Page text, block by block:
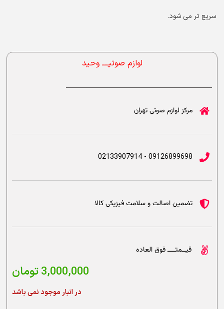
سریع تر می شود.
لوازم صوتیــــ وحید
مرکز لوازم صوتی تهران
09126899698 - 02133907914
تضمین اصالت و سلامت فیزیکی کالا
قیــمتــــ فوق العاده
3,000,000تومان
در انبار موجود نمی باشد